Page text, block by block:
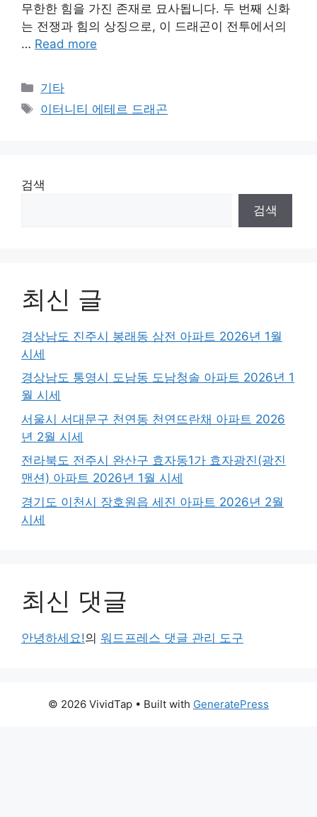
무한한 힘을 가진 존재로 묘사됩니다. 두 번째 신화
는 전쟁과 힘의 상징으로, 이 드래곤이 전투에서의
… Read more
Categories
기타
Tags
이터니티 에테르 드래곤
검색
검색
최신 글
경상남도 진주시 봉래동 삼전 아파트 2026년 1월
시세
경상남도 통영시 도남동 도남청솔 아파트 2026년 1
월 시세
서울시 서대문구 천연동 천연뜨란채 아파트 2026
년 2월 시세
전라북도 전주시 완산구 효자동1가 효자광진(광진
맨션) 아파트 2026년 1월 시세
경기도 이천시 장호원읍 세진 아파트 2026년 2월
시세
최신 댓글
안녕하세요!의 워드프레스 댓글 관리 도구
© 2026 VividTap • Built with GeneratePress